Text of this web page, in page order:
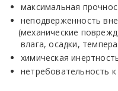
максимальная
неподверженность
(механические
влага, осадки,
химическая
нетребовательность